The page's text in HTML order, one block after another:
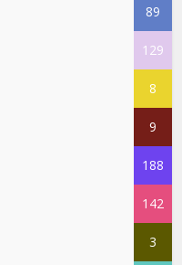
89
129
8
9
188
142
3